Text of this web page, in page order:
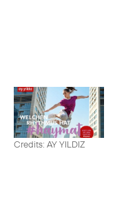
Credits: AY YILDIZ